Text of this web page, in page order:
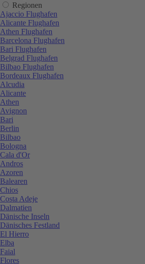
Regionen
Ajaccio Flughafen
Alicante Flughafen
Athen Flughafen
Barcelona Flughafen
Bari Flughafen
Belgrad Flughafen
Bilbao Flughafen
Bordeaux Flughafen
Alcudia
Alicante
Athen
Avignon
Bari
Berlin
Bilbao
Bologna
Cala d'Or
Andros
Azoren
Balearen
Chios
Costa Adeje
Dalmatien
Dänische Inseln
Dänisches Festland
El Hierro
Elba
Faial
Flores